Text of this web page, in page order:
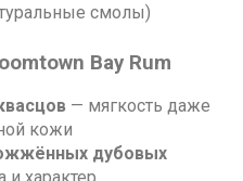
смолы)
Bay Rum
— мягкость даже
кожи
дубовых